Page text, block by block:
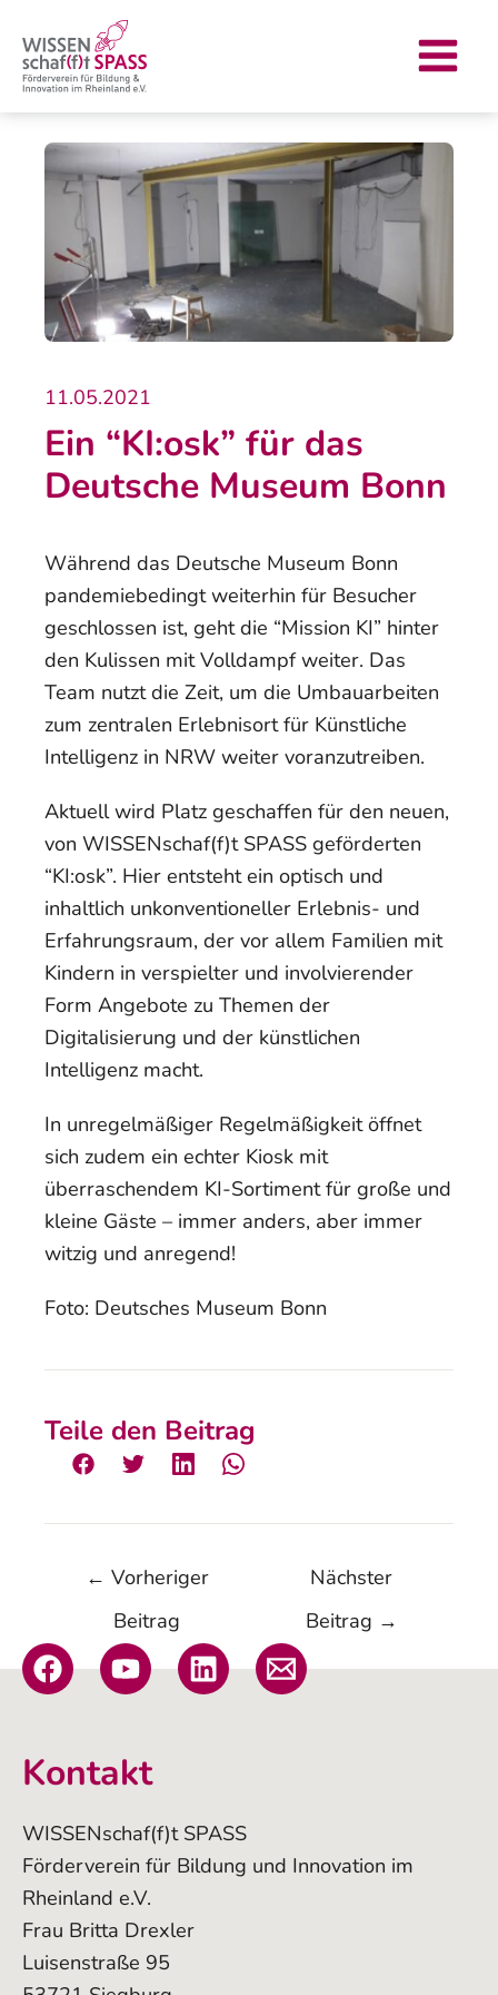
Inhalt
springen
Menu
11.05.2021
Ein “KI:osk” für das
Deutsche Museum Bonn
Während das Deutsche Museum Bonn
pandemiebedingt weiterhin für Besucher
geschlossen ist, geht die “Mission KI” hinter
den Kulissen mit Volldampf weiter. Das
Team nutzt die Zeit, um die Umbauarbeiten
zum zentralen Erlebnisort für Künstliche
Intelligenz in NRW weiter voranzutreiben.
Aktuell wird Platz geschaffen für den neuen,
von WISSENschaf(f)t SPASS geförderten
“KI:osk”. Hier entsteht ein optisch und
inhaltlich unkonventioneller Erlebnis- und
Erfahrungsraum, der vor allem Familien mit
Kindern in verspielter und involvierender
Form Angebote zu Themen der
Digitalisierung und der künstlichen
Intelligenz macht.
In unregelmäßiger Regelmäßigkeit öffnet
sich zudem ein echter Kiosk mit
überraschendem KI-Sortiment für große und
kleine Gäste – immer anders, aber immer
witzig und anregend!
Foto: Deutsches Museum Bonn
Teile den Beitrag
navigation
← Vorheriger
Beitrag
Nächster
Beitrag →
Kontakt
WISSENschaf(f)t SPASS
Förderverein für Bildung und Innovation im
Rheinland e.V.
Frau Britta Drexler
Luisenstraße 95